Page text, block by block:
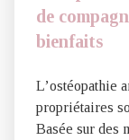
de
bienfaits
L’ostéopathie
propriétaires
Basée sur des